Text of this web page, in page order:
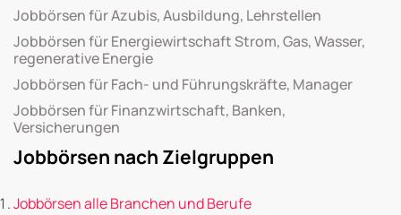
Jobbörsen für Azubis, Ausbildung, Lehrstellen
Jobbörsen für Energiewirtschaft Strom, Gas, Wasser,
regenerative Energie
Jobbörsen für Fach- und Führungskräfte, Manager
Jobbörsen für Finanzwirtschaft, Banken,
Versicherungen
Jobbörsen nach Zielgruppen
Jobbörsen alle Branchen und Berufe